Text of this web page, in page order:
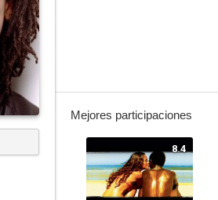
Mejores participaciones
8.4